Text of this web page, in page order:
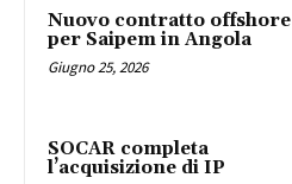
Nuovo contratto offshore
per Saipem in Angola
Giugno 25, 2026
SOCAR completa
l’acquisizione di IP